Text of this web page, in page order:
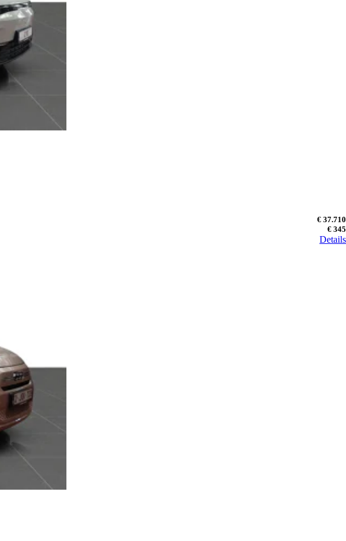
€ 37.710
€ 345
Details